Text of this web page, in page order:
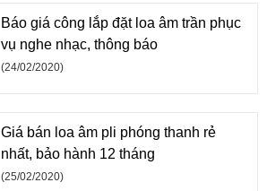
Báo giá công lắp đặt loa âm trần phục
vụ nghe nhạc, thông báo
(24/02/2020)
Giá bán loa âm pli phóng thanh rẻ
nhất, bảo hành 12 tháng
(25/02/2020)